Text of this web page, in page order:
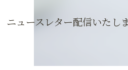
ニュースレター配信いたし